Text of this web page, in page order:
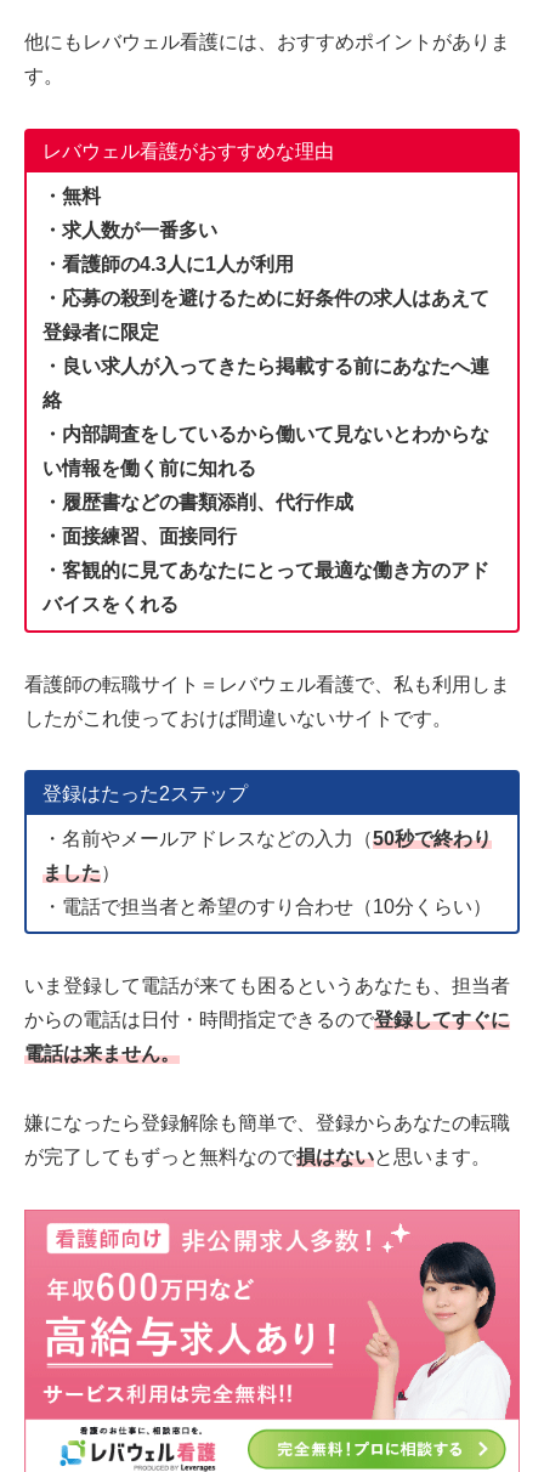
他にもレバウェル看護には、おすすめポイントがありま
す。
レバウェル看護がおすすめな理由
・無料
・求人数が一番多い
・看護師の4.3人に1人が利用
・応募の殺到を避けるために好条件の求人はあえて
登録者に限定
・良い求人が入ってきたら掲載する前にあなたへ連
絡
・内部調査をしているから働いて見ないとわからな
い情報を働く前に知れる
・履歴書などの書類添削、代行作成
・面接練習、面接同行
・客観的に見てあなたにとって最適な働き方のアド
バイスをくれる
看護師の転職サイト＝レバウェル看護で、私も利用しま
したがこれ使っておけば間違いないサイトです。
登録はたった2ステップ
・名前やメールアドレスなどの入力（50秒で終わり
ました）
・電話で担当者と希望のすり合わせ（10分くらい）
いま登録して電話が来ても困るというあなたも、担当者
からの電話は日付・時間指定できるので登録してすぐに
電話は来ません。
嫌になったら登録解除も簡単で、登録からあなたの転職
が完了してもずっと無料なので損はないと思います。